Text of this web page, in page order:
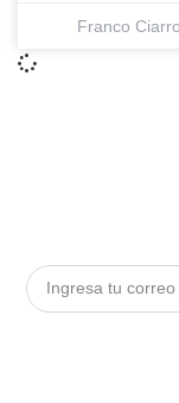
Franco